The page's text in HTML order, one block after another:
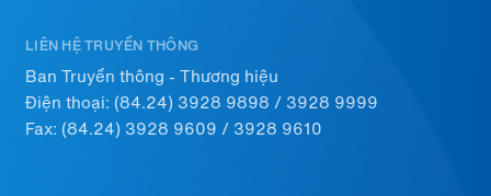
LIÊN HỆ TRUYỀN THÔNG
Ban Truyền thông - Thương hiệu
Điện thoại: (84.24) 3928 9898 / 3928 9999
Fax: (84.24) 3928 9609 / 3928 9610